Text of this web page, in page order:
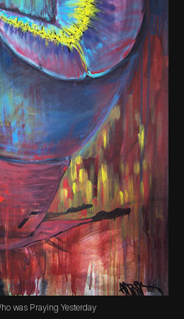
was Praying Yesterday